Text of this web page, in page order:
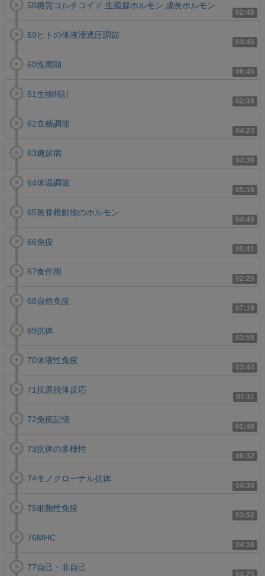
02:48
58糖質コルチコイド,生殖腺ホルモン,成長ホルモン
04:46
59ヒトの体液浸透圧調節
06:45
60性周期
02:39
61生物時計
04:23
62血糖調節
04:39
63糖尿病
05:19
64体温調節
04:49
65無脊椎動物のホルモン
05:41
66免疫
02:25
67食作用
07:19
68自然免疫
03:59
69抗体
03:44
70体液性免疫
01:11
71抗原抗体反応
01:48
72免疫記憶
06:32
73抗体の多様性
04:34
74モノクローナル抗体
03:52
75細胞性免疫
04:16
76MHC
04:25
77自己・非自己